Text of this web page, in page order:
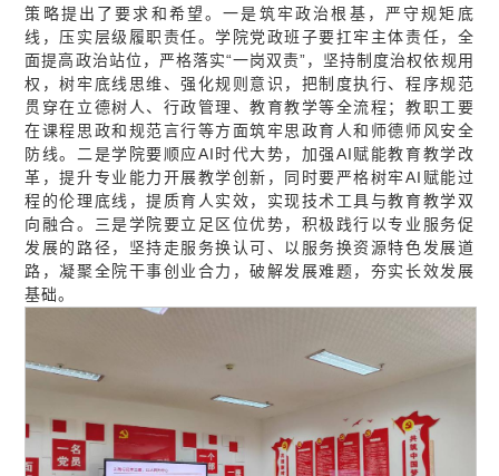
策略提出了要求和希望。一是筑牢政治根基，严守规矩底
线，压实层级履职责任。学院党政班子要扛牢主体责任，全
面提高政治站位，严格落实“一岗双责”，坚持制度治权依规用
权，树牢底线思维、强化规则意识，把制度执行、程序规范
贯穿在立德树人、行政管理、教育教学等全流程；教职工要
在课程思政和规范言行等方面筑牢思政育人和师德师风安全
防线。二是学院要顺应AI时代大势，加强AI赋能教育教学改
革，提升专业能力开展教学创新，同时要严格树牢AI赋能过
程的伦理底线，提质育人实效，实现技术工具与教育教学双
向融合。三是学院要立足区位优势，积极践行以专业服务促
发展的路径，坚持走服务换认可、以服务换资源特色发展道
路，凝聚全院干事创业合力，破解发展难题，夯实长效发展
基础。